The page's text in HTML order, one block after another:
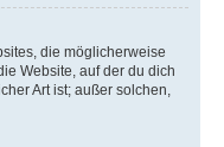
die möglicherweise
Website, auf der du dich
Art ist; außer solchen,